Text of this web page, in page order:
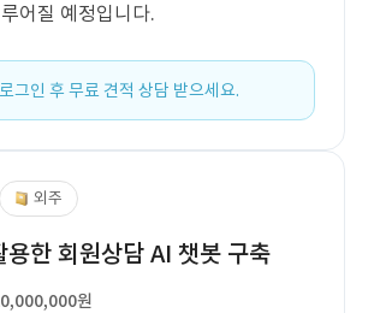
어질 예정입니다.
로그인 후 무료 견적 상담 받으세요.
외주
한 회원상담 AI 챗봇 구축
원